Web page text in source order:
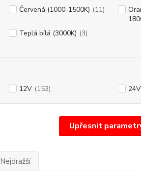
Upřesnit
Červená (1000-1500K) (11)
Teplá bílá (3000K) (3)
12V (153) 24V
Nejdražší